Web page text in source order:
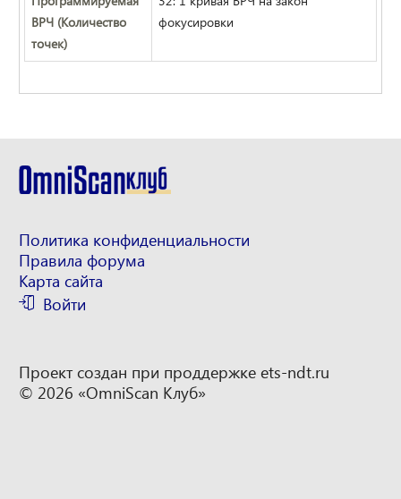
ВРЧ (Количество
точек)
фокусировки
Проект создан при проддержке ets-ndt.ru
© 2026 «OmniScan Клуб»
Политика конфиденциальности
Правила форума
Карта сайта
Войти